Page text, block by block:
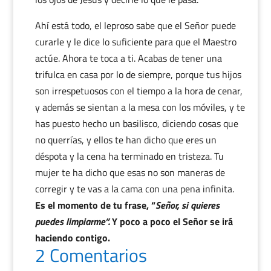
Ahí está todo, el leproso sabe que el Señor puede
curarle y le dice lo suficiente para que el Maestro
actúe. Ahora te toca a ti. Acabas de tener una
trifulca en casa por lo de siempre, porque tus hijos
son irrespetuosos con el tiempo a la hora de cenar,
y además se sientan a la mesa con los móviles, y te
has puesto hecho un basilisco, diciendo cosas que
no querrías, y ellos te han dicho que eres un
déspota y la cena ha terminado en tristeza. Tu
mujer te ha dicho que esas no son maneras de
corregir y te vas a la cama con una pena infinita.
Es el momento de tu frase, “Señor, si quieres
puedes limpiarme”.Y poco a poco el Señor se irá
haciendo contigo.
2 Comentarios